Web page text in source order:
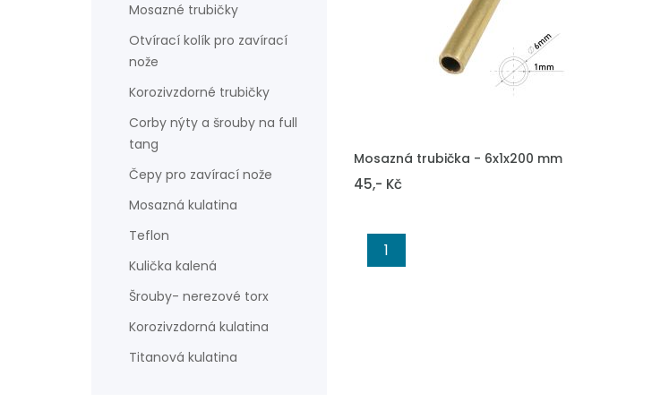
Mosazné trubičky
Otvírací kolík pro zavírací
nože
Korozivzdorné trubičky
Corby nýty a šrouby na full
tang
Čepy pro zavírací nože
Mosazná kulatina
Teflon
Kulička kalená
Šrouby- nerezové torx
Korozivzdorná kulatina
Titanová kulatina
VLOŽIT DO KOŠÍKU
Mosazná trubička - 6x1x200 mm
45,- Kč
1